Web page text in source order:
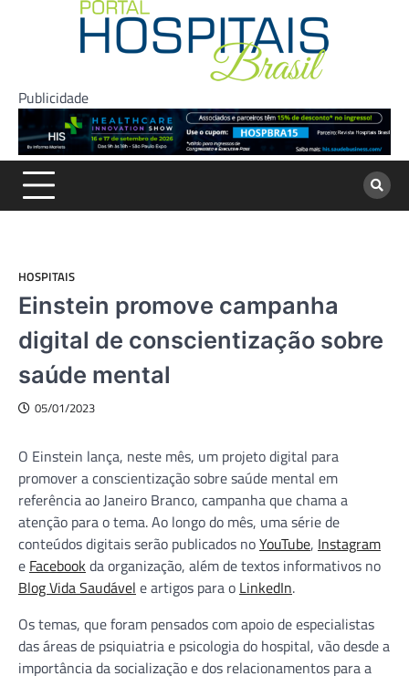
Publicidade
HOSPITAIS
Einstein promove campanha
digital de conscientização sobre
saúde mental
05/01/2023
O Einstein lança, neste mês, um projeto digital para
promover a conscientização sobre saúde mental em
referência ao Janeiro Branco, campanha que chama a
atenção para o tema. Ao longo do mês, uma série de
conteúdos digitais serão publicados noYouTube, Instagram
e Facebook da organização, além de textos informativos no
Blog Vida Saudável e artigos para o LinkedIn.
Os temas, que foram pensados com apoio de especialistas
das áreas de psiquiatria e psicologia do hospital, vão desde a
importância da socialização e dos relacionamentos para a